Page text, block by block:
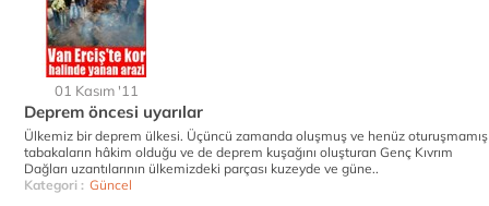
01 Kasım '11
Deprem öncesi uyarılar
Ülkemiz bir deprem ülkesi. Üçüncü zamanda oluşmuş ve henüz oturuşmamış
tabakaların hâkim olduğu ve de deprem kuşağını oluşturan Genç Kıvrım
Dağları uzantılarının ülkemizdeki parçası kuzeyde ve güne..
Kategori : Güncel